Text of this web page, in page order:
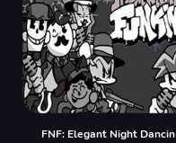
FNF: Elegant Night Dancin